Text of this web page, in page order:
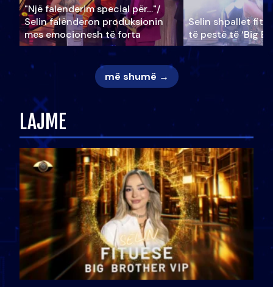
"Një falenderim special për…"/
Selin falënderon produksionin
mes emocionesh të forta
Selin shpallet
të pestë të ‘Big
më shumë →
LAJME